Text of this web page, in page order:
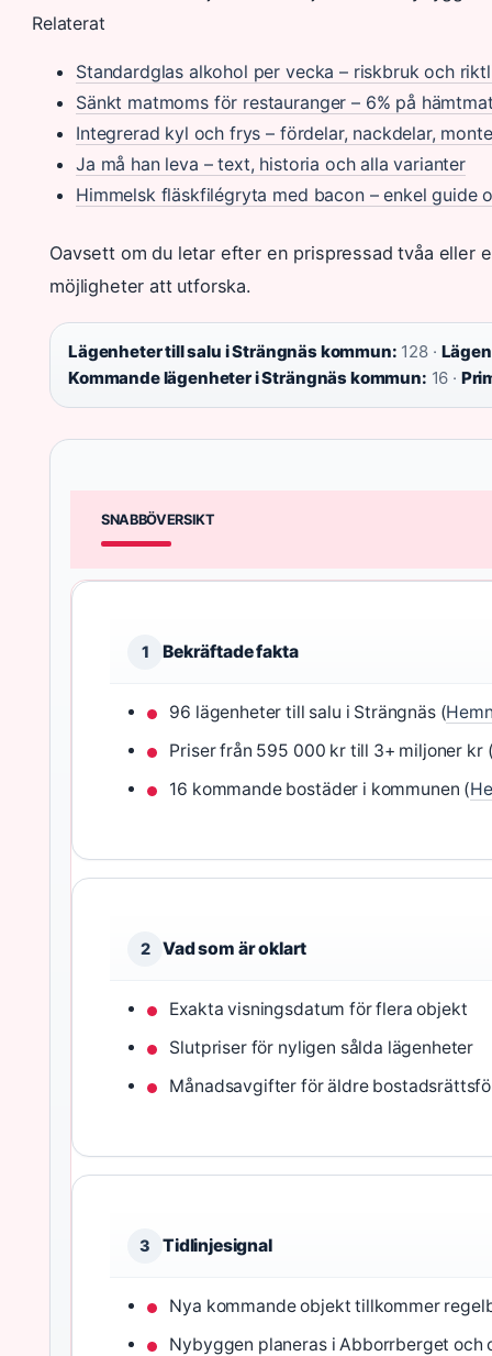
Relaterat
Standardglas alkohol per vecka – riskbruk och
Sänkt matmoms för restauranger – 6% på
Integrerad kyl och frys – fördelar, nackdelar,
Ja må han leva – text, historia och alla varianter
Himmelsk fläskfilégryta med bacon – enkel guide
Oavsett om du letar efter en prispressad tvåa eller
möjligheter att utforska.
Lägenheter till salu i Strängnäs kommun: 128 ·
Kommande lägenheter i Strängnäs kommun: 16 ·
SNABBÖVERSIKT
1 Bekräftade fakta
96 lägenheter till salu i Strängnäs (
Priser från 595 000 kr till 3+ miljoner kr
16 kommande bostäder i kommunen (
2 Vad som är oklart
Exakta visningsdatum för flera objekt
Slutpriser för nyligen sålda lägenheter
Månadsavgifter för äldre
3 Tidlinjesignal
Nya kommande objekt tillkommer
Nybyggen planeras i Abborrberget och